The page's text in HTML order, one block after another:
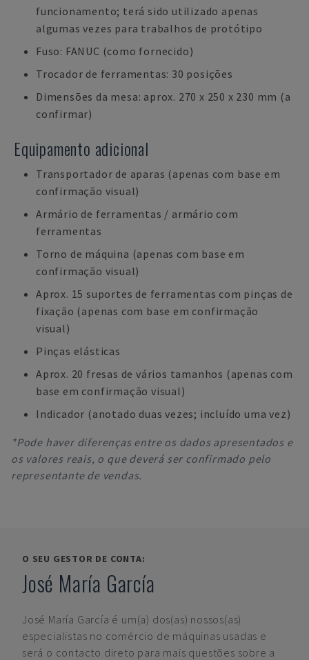
funcionamento; terá sido utilizado apenas
algumas vezes para trabalhos de protótipo
Fuso: FANUC (como fornecido)
Trocador de ferramentas: 30 posições
Dimensões da mesa: aprox. 270 x 250 x 230 mm (a
confirmar)
Equipamento adicional
Transportador de aparas (apenas com base em
confirmação visual)
Armário de ferramentas / armário com
ferramentas
Torno de máquina (apenas com base em
confirmação visual)
Aprox. 15 suportes de ferramentas com pinças de
fixação (apenas com base em confirmação
visual)
Pinças elásticas
Aprox. 20 fresas de vários tamanhos (apenas com
base em confirmação visual)
Indicador (anotado duas vezes; incluído uma vez)
*Pode haver diferenças entre os dados apresentados e
os valores reais, o que deverá ser confirmado pelo
representante de vendas.
O SEU GESTOR DE CONTA:
José María García
José María García é um(a) dos(as) nossos(as)
especialistas no comércio de máquinas usadas e
será o contacto direto para mais questões sobre a